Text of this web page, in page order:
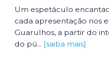
Um espetáculo
cada apresentação nos
Guarulhos, a partir do
do pú... [saiba mais]